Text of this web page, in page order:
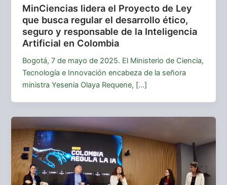
MinCiencias lidera el Proyecto de Ley
que busca regular el desarrollo ético,
seguro y responsable de la Inteligencia
Artificial en Colombia
Bogotá, 7 de mayo de 2025. El Ministerio de Ciencia,
Tecnología e Innovación encabeza de la señora
ministra Yesenia Olaya Requene, […]